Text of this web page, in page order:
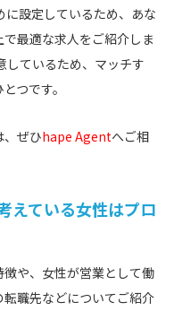
設定しているため、あな
最適な求人をご紹介しま
しているため、マッチす
つです。
、ぜひhape Agentへご相
えている女性はプロ
や、女性が営業として働
職先などについてご紹介